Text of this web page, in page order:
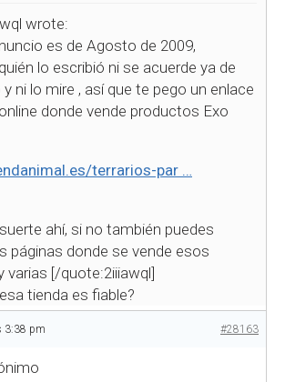
wrote:
es de Agosto de 2009,
lo escribió ni se acuerde ya de
ni lo mire , así que te pego un enlace
donde vende productos Exo
terrarios-par …
ahí, si no también puedes
páginas donde se vende esos
varias [/quote:2iiiawql]
tienda es fiable?
3:38 pm #28163